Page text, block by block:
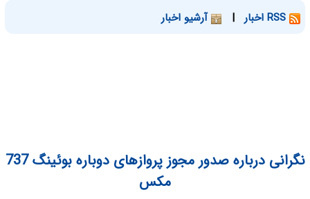
| آرشیو اخبار
نگرانی درباره صدور مجوز پروازهای دوباره بوئینگ 737
مکس